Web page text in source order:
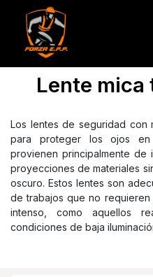
Lente
Los lentes de seguridad con
para proteger los ojos
provienen principalmente de
proyecciones de materiales
oscuro. Estos lentes son
de trabajos que no
intenso, como aquellos
condiciones de baja